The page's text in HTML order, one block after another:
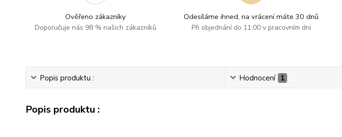
Ověřeno zákazníky
Doporučuje nás 98 % našich zákazníků
Odesíláme ihned, na vrácení máte 30 dnů
Při objednání do 11:00 v pracovním dni
Popis produktu : Hodnocení 1
Popis produktu :